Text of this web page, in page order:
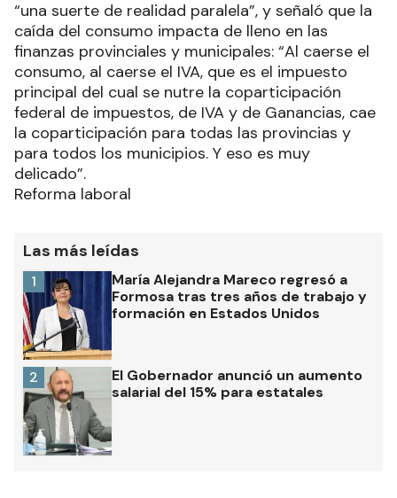
“una suerte de realidad paralela”, y señaló que la
caída del consumo impacta de lleno en las
finanzas provinciales y municipales: “Al caerse el
consumo, al caerse el IVA, que es el impuesto
principal del cual se nutre la coparticipación
federal de impuestos, de IVA y de Ganancias, cae
la coparticipación para todas las provincias y
para todos los municipios. Y eso es muy
delicado”.
Reforma laboral
Las más leídas
María Alejandra Mareco regresó a
Formosa tras tres años de trabajo y
formación en Estados Unidos
1
El Gobernador anunció un aumento
salarial del 15% para estatales
2